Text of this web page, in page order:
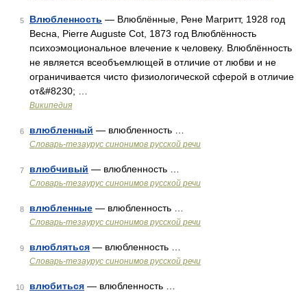
5 Влюбленность — Влюблённые, Рене Магритт, 1928 год
Весна, Pierre Auguste Cot, 1873 год Влюблённость
психоэмоциональное влечение к человеку. Влюблённость
не является всеобъемлющей в отличие от любви и не
ограничивается чисто физиологической сферой в отличие
от&#8230; …
Википедия
6 влюбленный — влюбленность …
Словарь-тезаурус синонимов русской речи
7 влюбчивый — влюбленность …
Словарь-тезаурус синонимов русской речи
8 влюбленные — влюбленность …
Словарь-тезаурус синонимов русской речи
9 влюбляться — влюбленность …
Словарь-тезаурус синонимов русской речи
10 влюбиться — влюбленность …